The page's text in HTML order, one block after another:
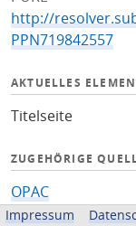
http://
PPN719842557
AKTUELLES
Titelseite
ZUGEHÖRIGE
OPAC
Impressum